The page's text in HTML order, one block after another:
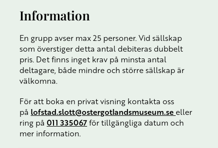
Information
En grupp avser max 25 personer. Vid sällskap
som överstiger detta antal debiteras dubbelt
pris. Det finns inget krav på minsta antal
deltagare, både mindre och större sällskap är
välkomna.
För att boka en privat visning kontakta oss
på lofstad.slott@ostergotlandsmuseum.se eller
ring på 011 335067för tillgängliga datum och
mer information.